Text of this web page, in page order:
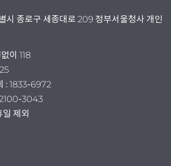
시 종로구 세종대로 209 정부서울청사 개인
이 118
: 1833-6972
3043
제외